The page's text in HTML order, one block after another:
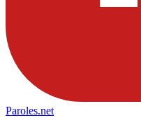
Paroles.net